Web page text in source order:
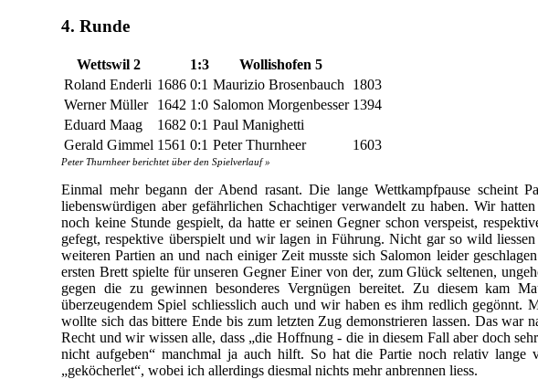
4. Runde
Wettswil 2 1:3
Wollishofen 5
Roland Enderli 1686 0:1 Maurizio Brosenbauch
1803
Werner Müller
1642 1:0 Salomon Morgenbesser 1394
Eduard Maag
1682 0:1 Paul Manighetti
Gerald Gimmel 1561 0:1 Peter Thurnheer 1603
Peter Thurnheer berichtet über den Spielverlauf »
Einmal mehr begann der Abend rasant. Die lange Wettkampfpause scheint
liebenswürdigen aber gefährlichen Schachtiger verwandelt zu haben. Wir
noch keine Stunde gespielt, da hatte er seinen Gegner schon verspeist,
gefegt, respektive überspielt und wir lagen in Führung. Nicht gar so wild liessen
weiteren Partien an und nach einiger Zeit musste sich Salomon leider
ersten Brett spielte für unseren Gegner Einer von der, zum Glück seltenen,
gegen die zu gewinnen besonderes Vergnügen bereitet. Zu diesem kam
überzeugendem Spiel schliesslich auch und wir haben es ihm redlich gegönnt.
wollte sich das bittere Ende bis zum letzten Zug demonstrieren lassen. Das war
Recht und wir wissen alle, dass „die Hoffnung - die in diesem Fall aber doch
nicht aufgeben“ manchmal ja auch hilft. So hat die Partie noch relativ lange
„geköcherlet“, wobei ich allerdings diesmal nichts mehr anbrennen liess.